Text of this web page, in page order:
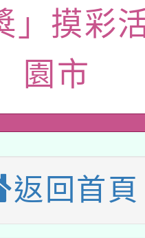
院辦理「
位及節水達
日(星期六
祈福系列
」
年度第2次
公告(無人
學行動站研
年度閱讀
專業研習
人工智慧
講師名單
」摸彩
園市
返回首頁